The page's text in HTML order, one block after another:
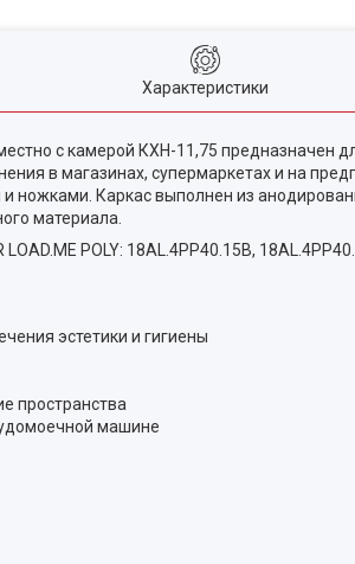
Характеристики
с камерой КХН-11,75
в магазинах, супермаркетах и на
ножками. Каркас выполнен из
материала.
POLY: 18AL.4PP40.15B,
эстетики и гигиены
пространства
машине